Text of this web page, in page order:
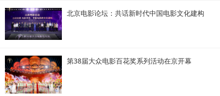
北京电影论坛：共话新时代中国电影文化建构
第38届大众电影百花奖系列活动在京开幕